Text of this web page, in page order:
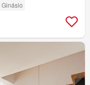
Ginásio